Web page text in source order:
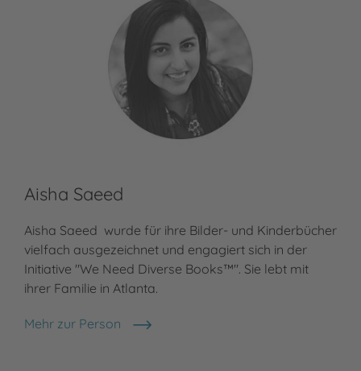
Aisha Saeed
Aisha Saeed wurde für ihre Bilder- und Kinderbücher
vielfach ausgezeichnet und engagiert sich in der
Initiative "We Need Diverse Books™". Sie lebt mit
ihrer Familie in Atlanta.
Mehr zur Person
Aisha Saeed